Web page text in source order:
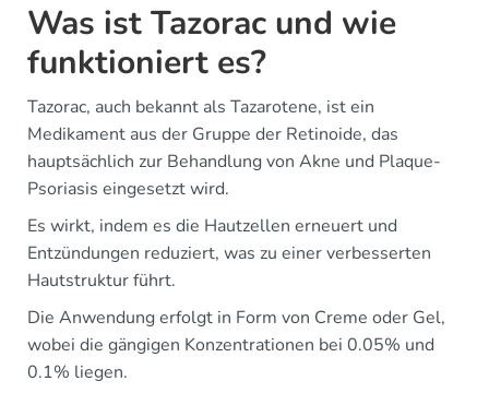
Was ist Tazorac und wie
funktioniert es?
Tazorac, auch bekannt als Tazarotene, ist ein
Medikament aus der Gruppe der Retinoide, das
hauptsächlich zur Behandlung von Akne und Plaque-
Psoriasis eingesetzt wird.
Es wirkt, indem es die Hautzellen erneuert und
Entzündungen reduziert, was zu einer verbesserten
Hautstruktur führt.
Die Anwendung erfolgt in Form von Creme oder Gel,
wobei die gängigen Konzentrationen bei 0.05% und
0.1% liegen.